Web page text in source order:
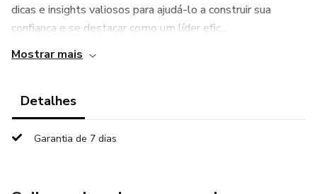
dicas e insights valiosos para ajudá-lo a construir sua
confiança e se destacar como um líder efic...
Mostrar mais
Detalhes
Garantia de 7 dias